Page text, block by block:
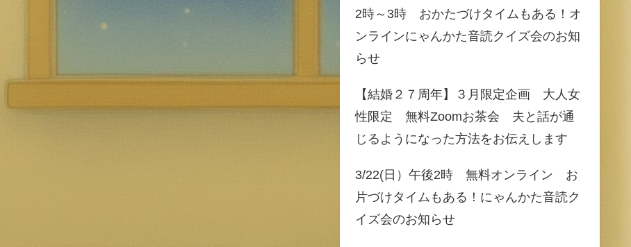
2時～3時 おかたづけタイムもある！オ
ンラインにゃんかた音読クイズ会のお知
らせ
【結婚２７周年】３月限定企画 大人女
性限定 無料Zoomお茶会 夫と話が通
じるようになった方法をお伝えします
3/22(日）午後2時 無料オンライン お
片づけタイムもある！にゃんかた音読ク
イズ会のお知らせ